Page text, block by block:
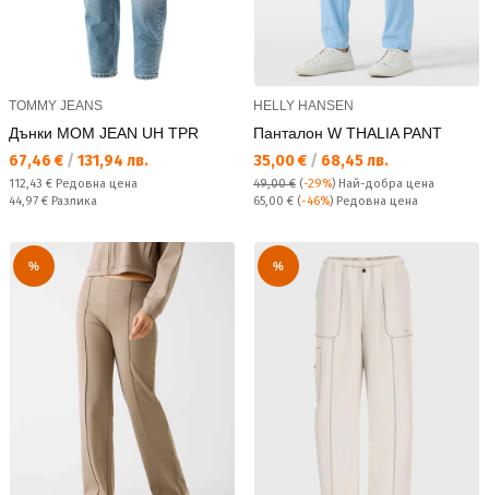
TOMMY JEANS
Дънки MOM JEAN UH TPR
Текуща цена:
67,46 € / 131,94 лв.
Редовна цена:
112,43 € Редовна цена
Спестявате:
44,97 € Разлика
HELLY HANSEN
Панталон W THALIA PANT
Текуща цена:
35,00 € / 68,45 лв.
49,00 € (-29%) Най-добра цена
Редовна цена:
65,00 € (-46%) Редовна цена
% %